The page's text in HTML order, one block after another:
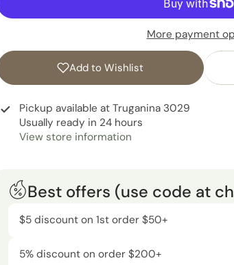
More payment
Add to Wishlist
Pickup available at Truganina 3029
Usually ready in 24 hours
View store information
Best offers (use code at
$5 discount on 1st order $50+
5% discount on order $200+